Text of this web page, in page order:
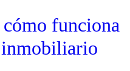
funciona